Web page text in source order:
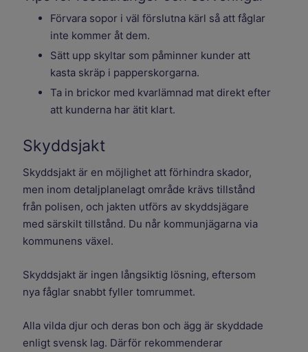
Förvara sopor i väl förslutna kärl så att fåglar
inte kommer åt dem.
Sätt upp skyltar som påminner kunder att
kasta skräp i papperskorgarna.
Ta in brickor med kvarlämnad mat direkt efter
att kunderna har ätit klart.
Skyddsjakt
Skyddsjakt är en möjlighet att förhindra skador,
men inom detaljplanelagt område krävs tillstånd
från polisen, och jakten utförs av skyddsjägare
med särskilt tillstånd. Du når kommunjägarna via
kommunens växel.
Skyddsjakt är ingen långsiktig lösning, eftersom
nya fåglar snabbt fyller tomrummet.
Alla vilda djur och deras bon och ägg är skyddade
enligt svensk lag. Därför rekommenderar